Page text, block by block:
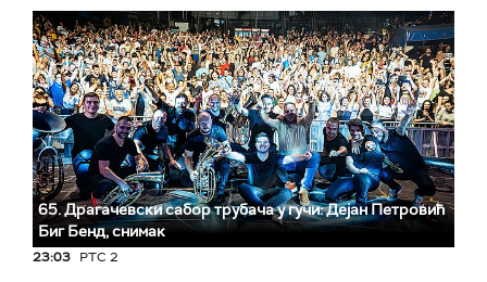
65. Драгачевски сабор трубача у гучи: Дејан Петровић
Биг Бeнд, снимак
23:03 РТС 2